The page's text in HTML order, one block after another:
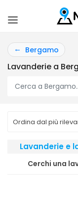
Bergamo
Lavanderie a
Lavanderie e
Cerchi una